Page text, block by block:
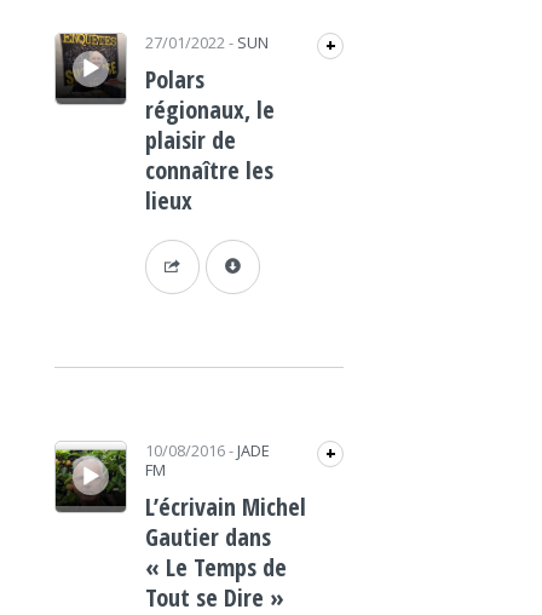
Lecteur audio 27/01/2022- SUN +
Polars
régionaux, le
plaisir de
connaître les
lieux
Lecteur audio 10/08/2016- JADE
FM
+
L’écrivain Michel
Gautier dans
« Le Temps de
Tout se Dire »